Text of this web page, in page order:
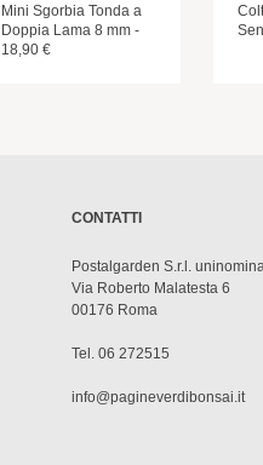
Mini Sgorbia Tonda a
Doppia Lama 8 mm -
18,90 €
CONTATTI
Postalgarden S.r.l.
Via Roberto Malatesta 6
00176 Roma
Tel. 06 272515
info@pagineverdibonsai.it